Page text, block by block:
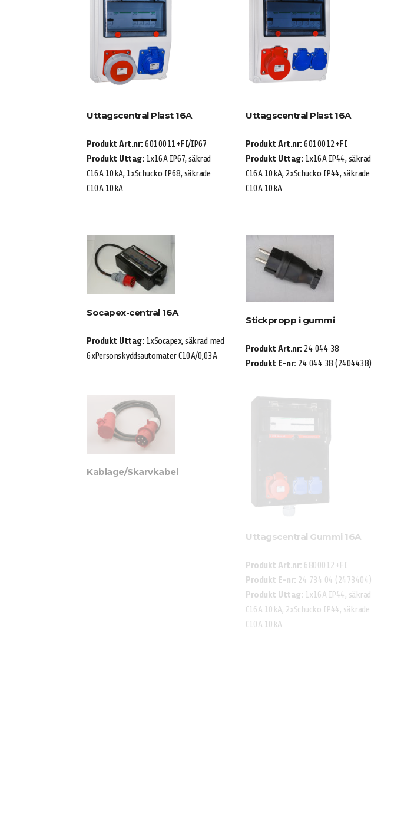
Uttagscentral Plast 16A
Produkt Art.nr:6010011+FI/IP67
Produkt Uttag:1x16A IP67, säkrad
C16A 10kA, 1xSchucko IP68, säkrade
C10A 10kA
Uttagscentral Plast 16A
Produkt Art.nr:6010012+FI
Produkt Uttag:1x16A IP44, säkrad
C16A 10kA, 2xSchucko IP44, säkrade
C10A 10kA
Socapex-central 16A
Produkt Uttag:1xSocapex, säkrad med
6xPersonskyddsautomater C10A/0,03A
Stickpropp i gummi
Produkt Art.nr:24 044 38
Produkt E-nr:24 044 38 (2404438)
Kablage/Skarvkabel
Uttagscentral Gummi 16A
Produkt Art.nr: 6800012+FI
Produkt E-nr: 24 734 04 (2473404)
Produkt Uttag: 1x16A IP44, säkrad
C16A 10kA, 2xSchucko IP44, säkrade
C10A 10kA